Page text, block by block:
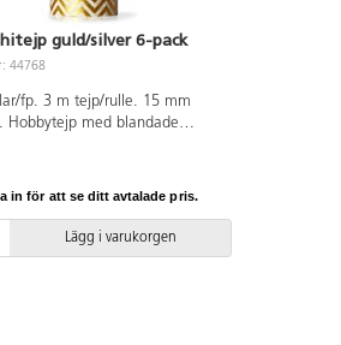
guld/silver 6-pack
44768
fp. 3 m tejp/rulle. 15 mm
Hobbytejp med blandade
in för att se ditt avtalade pris.
Lägg i varukorgen